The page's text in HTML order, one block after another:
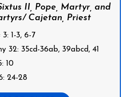
II, Pope, Martyr, and
Cajetan, Priest
1-3, 6-7
32: 35cd-36ab, 39abcd, 41
10
24-28